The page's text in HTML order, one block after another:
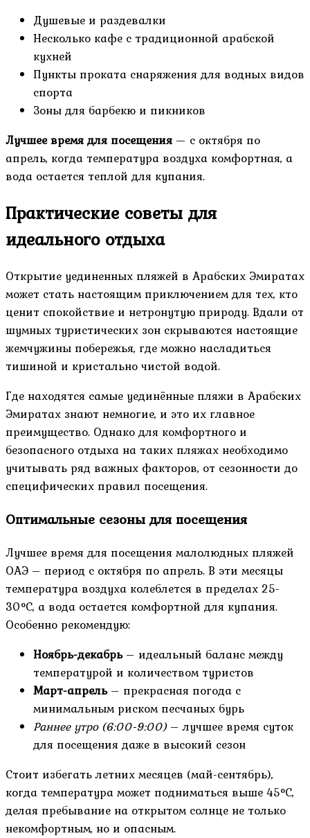
Душевые и раздевалки
Несколько кафе с традиционной арабской
кухней
Пункты проката снаряжения для водных видов
спорта
Зоны для барбекю и пикников
Лучшее время для посещения — с октября по
апрель, когда температура воздуха комфортная, а
вода остается теплой для купания.
Практические советы для
идеального отдыха
Открытие уединенных пляжей в Арабских Эмиратах
может стать настоящим приключением для тех, кто
ценит спокойствие и нетронутую природу. Вдали от
шумных туристических зон скрываются настоящие
жемчужины побережья, где можно насладиться
тишиной и кристально чистой водой.
Где находятся самые уединённые пляжи в Арабских
Эмиратах знают немногие, и это их главное
преимущество. Однако для комфортного и
безопасного отдыха на таких пляжах необходимо
учитывать ряд важных факторов, от сезонности до
специфических правил посещения.
Оптимальные сезоны для посещения
Лучшее время для посещения малолюдных пляжей
ОАЭ – период с октября по апрель. В эти месяцы
температура воздуха колеблется в пределах 25-
30°C, а вода остается комфортной для купания.
Особенно рекомендую:
Ноябрь-декабрь– идеальный баланс между
температурой и количеством туристов
Март-апрель– прекрасная погода с
минимальным риском песчаных бурь
Раннее утро (6:00-9:00)– лучшее время суток
для посещения даже в высокий сезон
Стоит избегать летних месяцев (май-сентябрь),
когда температура может подниматься выше 45°C,
делая пребывание на открытом солнце не только
некомфортным, но и опасным.